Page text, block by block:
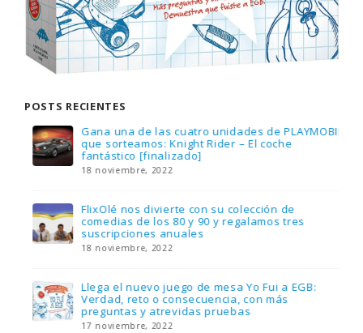
POSTS RECIENTES
Gana una de las cuatro unidades de PLAYMOBIL
que sorteamos: Knight Rider – El coche
fantástico [finalizado]
18 noviembre, 2022
FlixOlé nos divierte con su colección de
comedias de los 80 y 90 y regalamos tres
suscripciones anuales
18 noviembre, 2022
Llega el nuevo juego de mesa Yo Fui a EGB:
Verdad, reto o consecuencia, con más
preguntas y atrevidas pruebas
17 noviembre, 2022